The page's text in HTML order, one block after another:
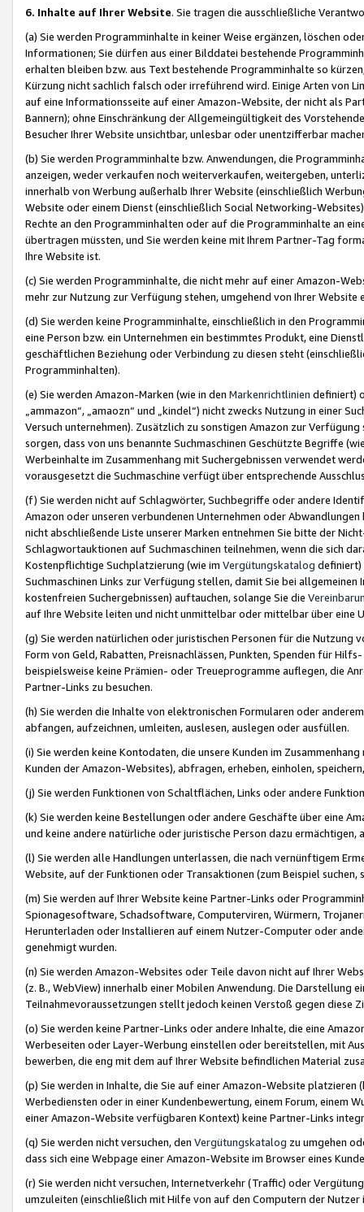
6. Inhalte auf Ihrer Website. Sie tragen die ausschließliche
(a) Sie werden Programminhalte in keiner Weise ergänzen, löschen
Informationen; Sie dürfen aus einer Bilddatei bestehende
erhalten bleiben bzw. aus Text bestehende Programminhalte so
Kürzung nicht sachlich falsch oder irreführend wird. Einige Arten von
auf eine Informationsseite auf einer Amazon-Website, der nicht als
Bannern); ohne Einschränkung der Allgemeingültigkeit des
Besucher Ihrer Website unsichtbar, unlesbar oder unentzifferbar
(b) Sie werden Programminhalte bzw. Anwendungen, die
anzeigen, weder verkaufen noch weiterverkaufen, weitergeben,
innerhalb von Werbung außerhalb Ihrer Website (einschließlich
Website oder einem Dienst (einschließlich Social Networking-
Rechte an den Programminhalten oder auf die Programminhalte an
übertragen müssten, und Sie werden keine mit Ihrem Partner-Tag
Ihre Website ist.
(c) Sie werden Programminhalte, die nicht mehr auf einer Amazon-
mehr zur Nutzung zur Verfügung stehen, umgehend von Ihrer
(d) Sie werden keine Programminhalte, einschließlich in den
eine Person bzw. ein Unternehmen ein bestimmtes Produkt, eine
geschäftlichen Beziehung oder Verbindung zu diesen steht
Programminhalten).
(e) Sie werden Amazon-Marken (wie in den Markenrichtlinien definiert)
„ammazon“, „amaozn“ und „kindel“) nicht zwecks Nutzung in einer
Versuch unternehmen). Zusätzlich zu sonstigen Amazon zur
sorgen, dass von uns benannte Suchmaschinen Geschützte Begriffe
Werbeinhalte im Zusammenhang mit Suchergebnissen verwendet
vorausgesetzt die Suchmaschine verfügt über entsprechende
(f) Sie werden nicht auf Schlagwörter, Suchbegriffe oder andere
Amazon oder unseren verbundenen Unternehmen oder
nicht abschließende Liste unserer Marken entnehmen Sie bitte der
Schlagwortauktionen auf Suchmaschinen teilnehmen, wenn die sich
Kostenpflichtige Suchplatzierung (wie im Vergütungskatalog definiert)
Suchmaschinen Links zur Verfügung stellen, damit Sie bei
kostenfreien Suchergebnissen) auftauchen, solange Sie die
auf Ihre Website leiten und nicht unmittelbar oder mittelbar über eine
(g) Sie werden natürlichen oder juristischen Personen für die Nutzung
Form von Geld, Rabatten, Preisnachlässen, Punkten, Spenden für
beispielsweise keine Prämien- oder Treueprogramme auflegen, die
Partner-Links zu besuchen.
(h) Sie werden die Inhalte von elektronischen Formularen oder
abfangen, aufzeichnen, umleiten, auslesen, auslegen oder ausfüllen.
(i) Sie werden keine Kontodaten, die unsere Kunden im
Kunden der Amazon-Websites), abfragen, erheben, einholen,
(j) Sie werden Funktionen von Schaltflächen, Links oder andere
(k) Sie werden keine Bestellungen oder andere Geschäfte über eine
und keine andere natürliche oder juristische Person dazu
(l) Sie werden alle Handlungen unterlassen, die nach vernünftigem
Website, auf der Funktionen oder Transaktionen (zum Beispiel
(m) Sie werden auf Ihrer Website keine Partner-Links oder
Spionagesoftware, Schadsoftware, Computerviren, Würmern,
Herunterladen oder Installieren auf einem Nutzer-Computer oder
genehmigt wurden.
(n) Sie werden Amazon-Websites oder Teile davon nicht auf Ihrer
(z. B., WebView) innerhalb einer Mobilen Anwendung. Die Darstellung
Teilnahmevoraussetzungen stellt jedoch keinen Verstoß gegen diese
(o) Sie werden keine Partner-Links oder andere Inhalte, die eine
Werbeseiten oder Layer-Werbung einstellen oder bereitstellen, mit
bewerben, die eng mit dem auf Ihrer Website befindlichen Material
(p) Sie werden in Inhalte, die Sie auf einer Amazon-Website
Werbediensten oder in einer Kundenbewertung, einem Forum, einem
einer Amazon-Website verfügbaren Kontext) keine Partner-Links
(q) Sie werden nicht versuchen, den Vergütungskatalog zu umgehen
dass sich eine Webpage einer Amazon-Website im Browser eines
(r) Sie werden nicht versuchen, Internetverkehr (Traffic) oder
umzuleiten (einschließlich mit Hilfe von auf den Computern der